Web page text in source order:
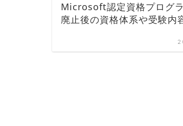
Microsoft認定資格プログ
廃止後の資格体系や受験内